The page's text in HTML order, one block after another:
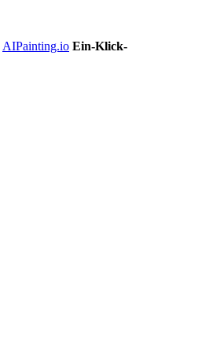
AIPainting.io Ein-Klick-